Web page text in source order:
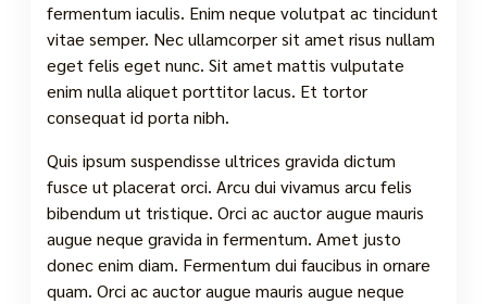
fermentum iaculis. Enim neque volutpat ac tincidunt
vitae semper. Nec ullamcorper sit amet risus nullam
eget felis eget nunc. Sit amet mattis vulputate
enim nulla aliquet porttitor lacus. Et tortor
consequat id porta nibh.
Quis ipsum suspendisse ultrices gravida dictum
fusce ut placerat orci. Arcu dui vivamus arcu felis
bibendum ut tristique. Orci ac auctor augue mauris
augue neque gravida in fermentum. Amet justo
donec enim diam. Fermentum dui faucibus in ornare
quam. Orci ac auctor augue mauris augue neque